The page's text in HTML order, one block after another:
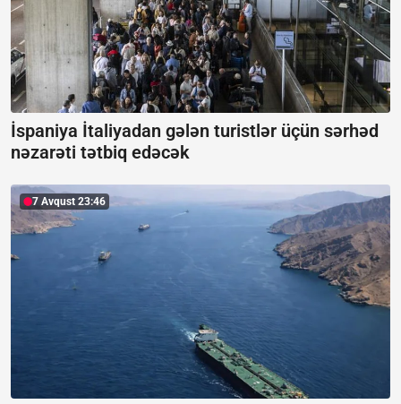
İspaniya İtaliyadan gələn turistlər üçün sərhəd
nəzarəti tətbiq edəcək
7 Avqust 23:46